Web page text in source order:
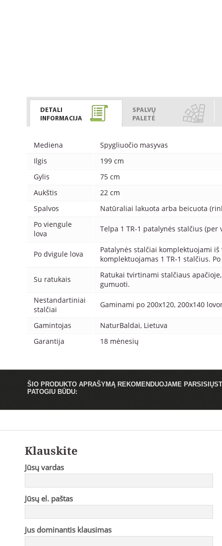
DETALI
INFORMACIJA
SPALVŲ
PALETĖ
Mediena
Spygliuočio masyvas
Ilgis
199 cm
Gylis
75 cm
Aukštis
22 cm
Spalvos
Natūraliai lakuota arba beicuota
Po viengule
lova
Telpa 1 TR-1 patalynės stalčius (per
Po dvigule lova
Patalynės stalčiai komplektuojami
komplektuojamas 1 TR-1 stalčius.
Su ratukais
Ratukai tvirtinami stalčiaus
gumuoti.
Nestandartiniai
stalčiai
Gaminami po 200x120, 200x140
Gamintojas
NaturBaldai, Lietuva
Garantija
18 mėnesių
ŠIO PRODUKTO APRAŠYMĄ REKOMENDUOJAME
PATOGIU BŪDU:
Klauskite
Jūsų vardas
Jūsų el. paštas
Jus dominantis klausimas